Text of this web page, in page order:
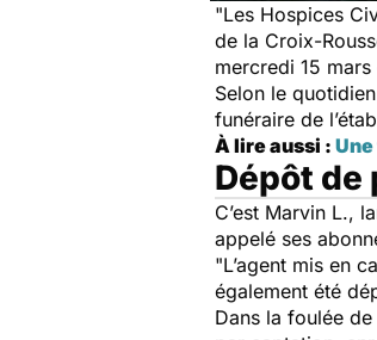
"Les Hospices
de la Croix-
mercredi 15
Selon le quotidien
funéraire de
À lire aussi :
Dépôt
C’est Marvin L.,
appelé ses
"L’agent mis en
également été
Dans la foulée